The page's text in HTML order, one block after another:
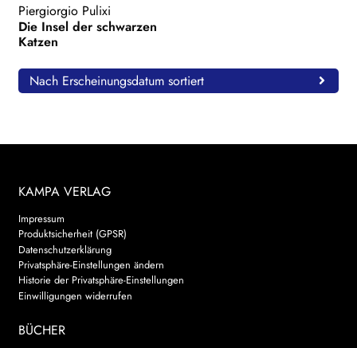
Piergiorgio Pulixi
Die Insel der schwarzen
Katzen
Nach Erscheinungsdatum sortiert
KAMPA VERLAG
Impressum
Produktsicherheit (GPSR)
Datenschutzerklärung
Privatsphäre-Einstellungen ändern
Historie der Privatsphäre-Einstellungen
Einwilligungen widerrufen
BÜCHER